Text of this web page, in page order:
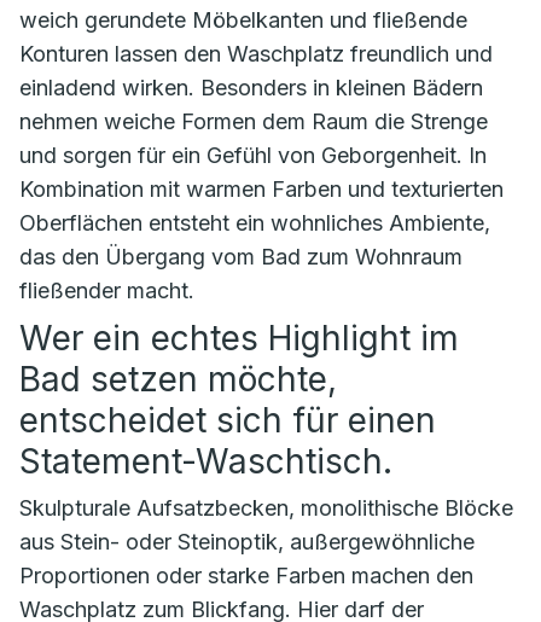
weich gerundete Möbelkanten und fließende
Konturen lassen den Waschplatz freundlich und
einladend wirken. Besonders in kleinen Bädern
nehmen weiche Formen dem Raum die Strenge
und sorgen für ein Gefühl von Geborgenheit. In
Kombination mit warmen Farben und texturierten
Oberflächen entsteht ein wohnliches Ambiente,
das den Übergang vom Bad zum Wohnraum
fließender macht.
Wer ein echtes Highlight im
Bad setzen möchte,
entscheidet sich für einen
Statement-Waschtisch.
Skulpturale Aufsatzbecken, monolithische Blöcke
aus Stein- oder Steinoptik, außergewöhnliche
Proportionen oder starke Farben machen den
Waschplatz zum Blickfang. Hier darf der